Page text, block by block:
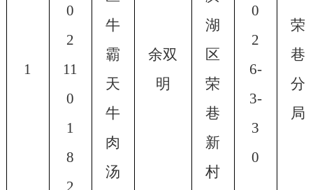
1
0
2
11
0
1
8
2
牛
霸
天
牛
肉
汤
余双
明
湖
区
荣
巷
新
村
0
2
6-
3-
3
0
荣
巷
分
局